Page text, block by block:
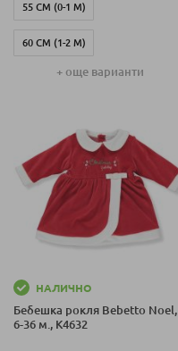
55 СМ (0-1 М)
60 СМ (1-2 М)
65 СМ (2-4 М)
75 СМ (6-9 М)
80 СМ (12-18 М)
86 СМ (18-24 М)
+ още варианти
НАЛИЧНО
Бебешка рокля Bebetto Noel,
6-36 м., K4632